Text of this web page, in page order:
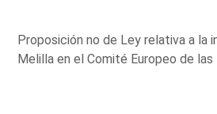
Proposición no de Ley relativa a la
Melilla en el Comité Europeo de las